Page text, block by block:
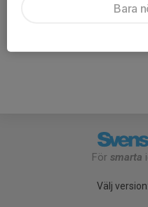
För smarta
Välj version:
Bara